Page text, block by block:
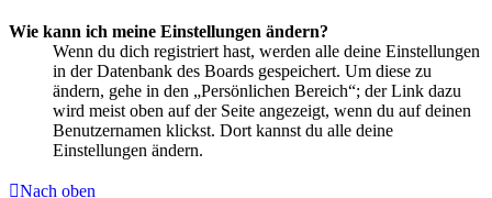
Wie kann ich meine Einstellungen ändern?
Wenn du dich registriert hast, werden alle deine Einstellungen
in der Datenbank des Boards gespeichert. Um diese zu
ändern, gehe in den „Persönlichen Bereich“; der Link dazu
wird meist oben auf der Seite angezeigt, wenn du auf deinen
Benutzernamen klickst. Dort kannst du alle deine
Einstellungen ändern.
Nach oben